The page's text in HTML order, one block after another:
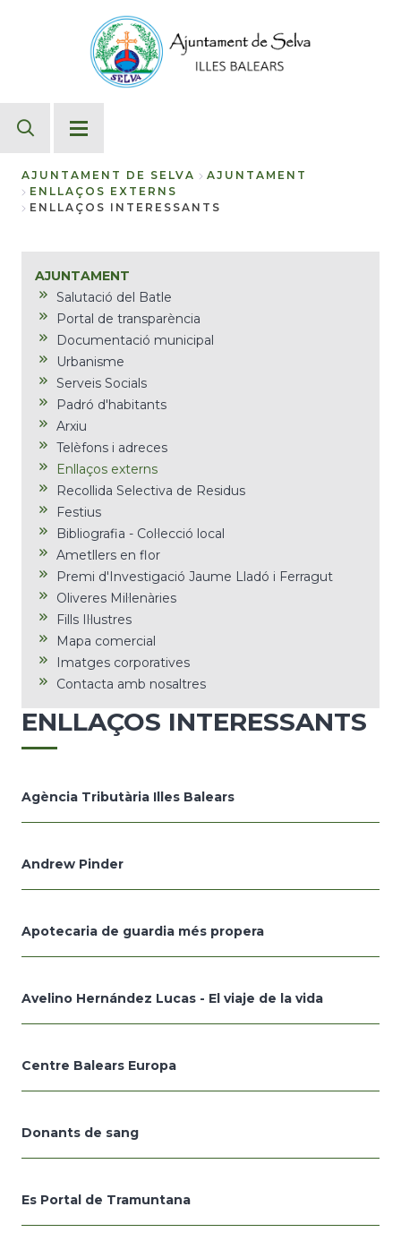
Fil
AJUNTAMENT DE SELVA
AJUNTAMENT
ENLLAÇOS EXTERNS
ENLLAÇOS INTERESSANTS
AJUNTAMENT
Salutació del Batle
Portal de transparència
Documentació municipal
Urbanisme
Serveis Socials
Padró d'habitants
Arxiu
Telèfons i adreces
Enllaços externs
Recollida Selectiva de Residus
Festius
Bibliografia - Col·lecció local
Ametllers en flor
Premi d'Investigació Jaume Lladó i Ferragut
Oliveres Mil·lenàries
Fills Il·lustres
Mapa comercial
Imatges corporatives
Contacta amb nosaltres
ENLLAÇOS INTERESSANTS
Agència Tributària Illes Balears
Andrew Pinder
Apotecaria de guardia més propera
Avelino Hernández Lucas - El viaje de la vida
Centre Balears Europa
Donants de sang
Es Portal de Tramuntana